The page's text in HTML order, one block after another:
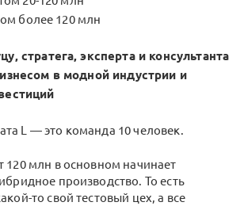
более 120 млн
стратега, эксперта и консультанта
в модной индустрии и
L — это команда 10 человек.
120 млн в основном начинает
производство. То есть
то свой тестовый цех, а все